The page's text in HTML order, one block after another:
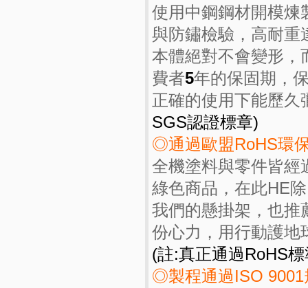
使用中鋼鋼材開模煉
與防鏽檢驗，高耐重
本體絕對不會變形，
費者5年的保固期，
正確的使用下能歷久
SGS認證標章)
◎通過歐盟RoHS環
全機塗料與零件皆經
綠色商品，在此HE
我們的懸掛架，也推
份心力，用行動護地
(註:真正通過RoHS
◎製程通過ISO 9001